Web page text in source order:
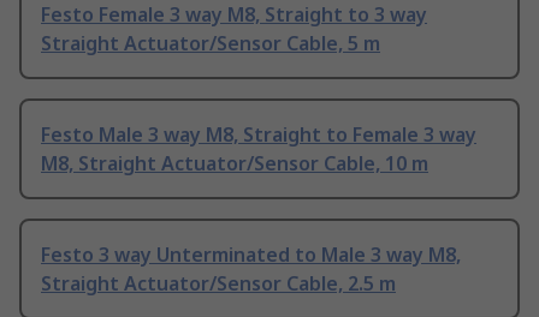
Festo Female 3 way M8, Straight to 3 way
Straight Actuator/Sensor Cable, 5 m
Festo Male 3 way M8, Straight to Female 3 way
M8, Straight Actuator/Sensor Cable, 10 m
Festo 3 way Unterminated to Male 3 way M8,
Straight Actuator/Sensor Cable, 2.5 m